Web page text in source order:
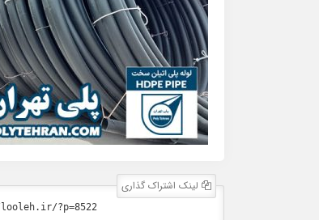
لینک اشتراک گذاری